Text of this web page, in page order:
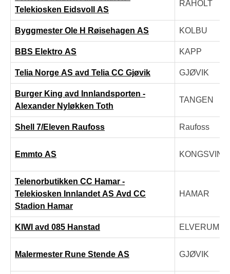
Telekiosken Eidsvoll AS
RÅHOLT
Byggmester Ole H Røisehagen AS KOLBU
BBS Elektro AS KAPP
Telia Norge AS avd Telia CC Gjøvik GJØVIK
Burger King avd Innlandsporten -
Alexander Nyløkken Toth
TANGEN
Shell 7/Eleven Raufoss Raufoss
Emmto AS
Telenorbutikken CC Hamar -
Telekiosken Innlandet AS Avd CC
Stadion Hamar
HAMAR
KIWI avd 085 Hanstad ELVERUM
Malermester Rune Stende AS GJØVIK